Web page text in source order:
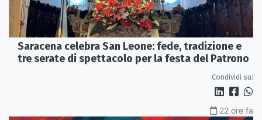
Saracena celebra San Leone: fede, tradizione e
tre serate di spettacolo per la festa del Patrono
Condividi su:
22 ore fa